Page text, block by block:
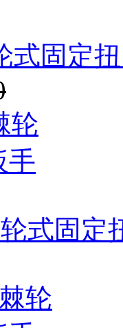
式固定
式固定